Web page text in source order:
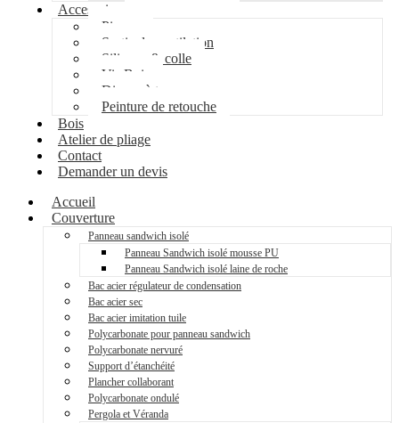
Accessoires
Pipeco
Sortie de ventilation
Silicone & colle
Vis Bois
Disque à tronçonner
Peinture de retouche
Bois
Atelier de pliage
Contact
Demander un devis
Accueil
Couverture
Panneau sandwich isolé
Panneau Sandwich isolé mousse PU
Panneau Sandwich isolé laine de roche
Bac acier régulateur de condensation
Bac acier sec
Bac acier imitation tuile
Polycarbonate pour panneau sandwich
Polycarbonate nervuré
Support d’étanchéité
Plancher collaborant
Polycarbonate ondulé
Pergola et Véranda